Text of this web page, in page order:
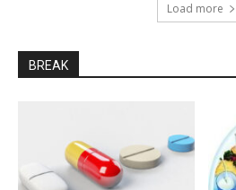
Load more
BREAK